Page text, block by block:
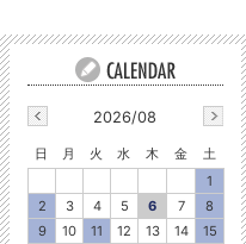
2026/08
日 月 火 水 木 金
土
1
2
3 4 5 6 7
8
9
10 11 12 13 14
15